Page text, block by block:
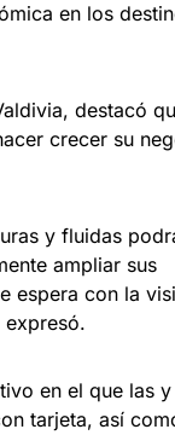
en los
destacó
crecer su
y fluidas
ampliar sus
espera con la
expresó.
en el que las
tarjeta, así